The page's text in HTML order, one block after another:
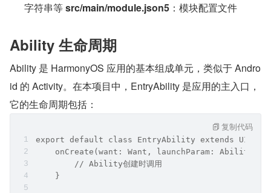
字符串等 src/main/module.json5 ：模块配置文件
Ability 生命周期
Ability 是 HarmonyOS 应用的基本组成单元，类似于 Andro
id 的 Activity。在本项目中，EntryAbility 是应用的主入口，
它的生命周期包括：
export default class EntryAbility extends
onCreate(want: Want, launchParam:
// Ability创建时调用
}
复制代码